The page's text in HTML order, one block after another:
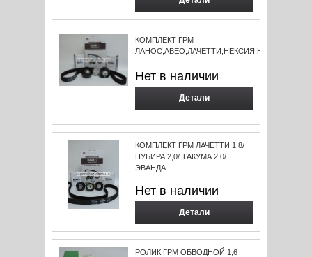
КОМПЛЕКТ ГРМ
Нет в наличии
Детали
КОМПЛЕКТ ГРМ ЛАЧЕТТИ 1,8/
НУБИРА 2,0/ ТАКУМА 2,0/
ЭВАНДА...
Нет в наличии
Детали
РОЛИК ГРМ ОБВОДНОЙ 1,6